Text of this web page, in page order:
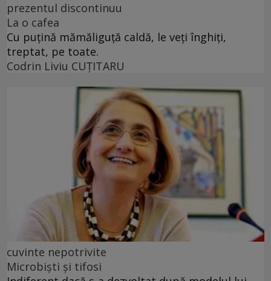
prezentul discontinuu
La o cafea
Cu puţină mămăliguţă caldă, le veţi înghiţi,
treptat, pe toate.
Codrin Liviu CUŢITARU
cuvinte nepotrivite
Microbiști și tifosi